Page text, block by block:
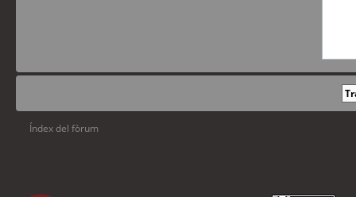
Índex del fòrum